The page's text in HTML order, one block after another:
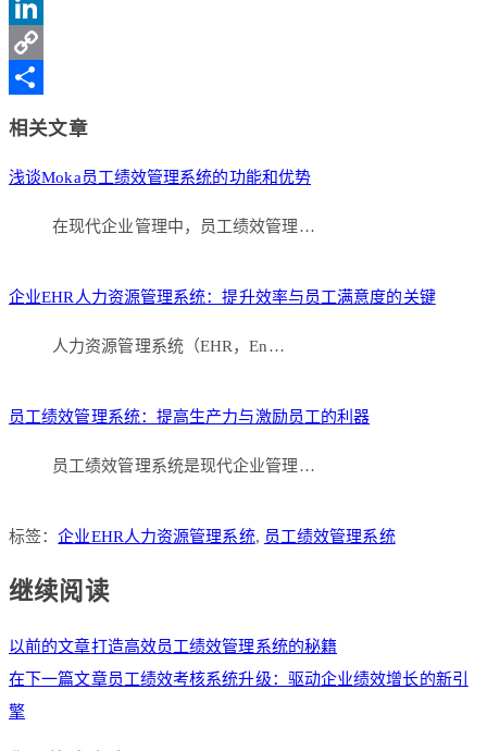
Sina
Weibo
LinkedIn
Copy
相关文章
浅谈Moka员工绩效管理系统的功能和优势
在现代企业管理中，员工绩效管理…
企业EHR人力资源管理系统：提升效率与员工满意度的关键
人力资源管理系统（EHR，En…
员工绩效管理系统：提高生产力与激励员工的利器
员工绩效管理系统是现代企业管理…
标签：企业EHR人力资源管理系统, 员工绩效管理系统
继续阅读
以前的文章打造高效员工绩效管理系统的秘籍
在下一篇文章员工绩效考核系统升级：驱动企业绩效增长的新引
擎